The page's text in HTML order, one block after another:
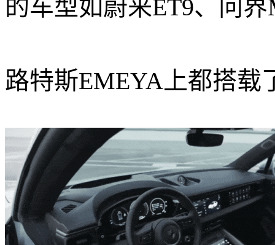
的车型如蔚来ET9、问
路特斯EMEYA上都搭载